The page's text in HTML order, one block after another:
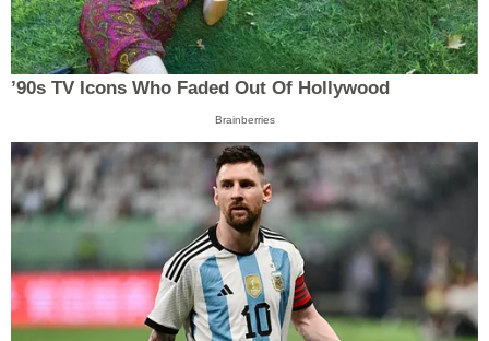
’90s TV Icons Who Faded Out Of Hollywood
Brainberries